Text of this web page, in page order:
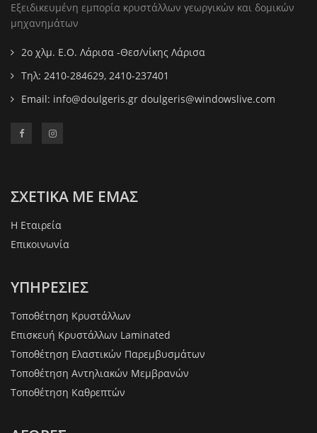
Εξειδικευμένη εμπορία κρυστάλλων γεωργικών και δομικών
μηχανημάτων
2ο χλμ. Ε.Ο. Λάρισα -Θεσ/νίκης Λάρισα
Τηλ: 2410-284629, 2410-237401
Email: info@doulgeris.gr doulgeris@windowslive.com
ΣΧΕΤΙΚΑ ΜΕ ΕΜΑΣ
Η Εταιρεία
Επικοινωνία
ΥΠΗΡΕΣΙΕΣ
Τοποθέτηση Κρυστάλλων
Επισκευή Κρυστάλλων Laminated
Τοποθέτηση Ελαστικών Παρεμβυσμάτων
Τοποθέτηση Αντηλιακών Μεμβρανών
Τοποθέτηση Καθρεπτών